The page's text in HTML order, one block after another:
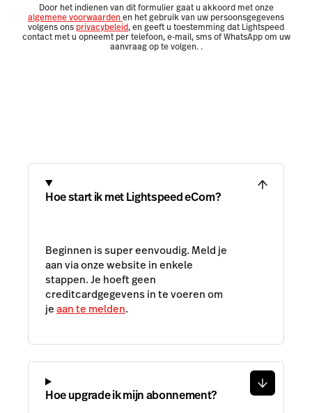
Door het indienen van dit formulier gaat u akkoord met onze
algemene voorwaardenen het gebruik van uw persoonsgegevens
volgens ons privacybeleid, en geeft u toestemming dat Lightspeed
contact met u opneemt per telefoon, e-mail, sms of WhatsApp om uw
aanvraag op te volgen. .
Hoe start ik met Lightspeed eCom?
Beginnen is super eenvoudig. Meld je
aan via onze website in enkele
stappen. Je hoeft geen
creditcardgegevens in te voeren om
jeaan te melden.
Hoe upgrade ik mijn abonnement?